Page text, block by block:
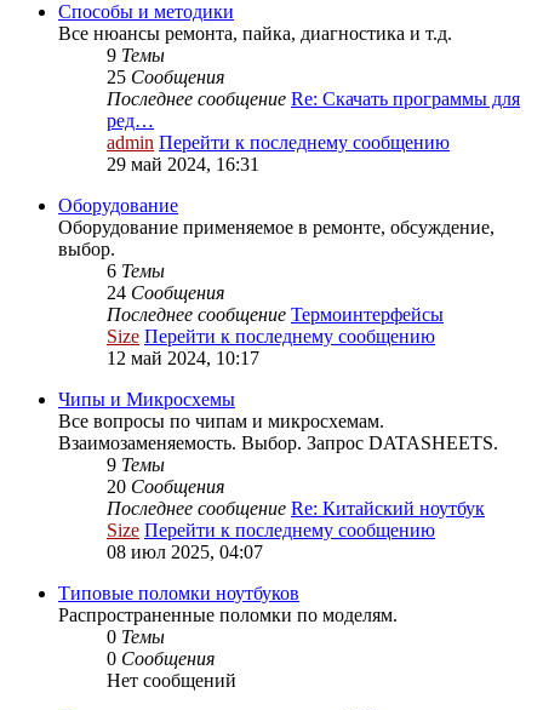
Способы и методики
Все нюансы ремонта, пайка, диагностика и т.д.
9 Темы
25 Сообщения
Последнее сообщение Re: Скачать программы для
ред…
admin Перейти к последнему сообщению
29 май 2024, 16:31
Оборудование
Оборудование применяемое в ремонте, обсуждение,
выбор.
6 Темы
24 Сообщения
Последнее сообщение Термоинтерфейсы
Size Перейти к последнему сообщению
12 май 2024, 10:17
Чипы и Микросхемы
Все вопросы по чипам и микросхемам.
Взаимозаменяемость. Выбор. Запрос DATASHEETS.
9 Темы
20 Сообщения
Последнее сообщение Re: Китайский ноутбук
Size Перейти к последнему сообщению
08 июл 2025, 04:07
Типовые поломки ноутбуков
Распространенные поломки по моделям.
0 Темы
0 Сообщения
Нет сообщений